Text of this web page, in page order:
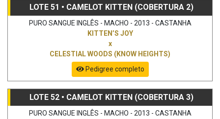
LOTE 51 • CAMELOT KITTEN (COBERTURA 2)
PURO SANGUE INGLÊS - MACHO - 2013 - CASTANHA
KITTEN’S JOY
x
CELESTIAL WOODS (KNOW HEIGHTS)
Pedigree completo
LOTE 52 • CAMELOT KITTEN (COBERTURA 3)
PURO SANGUE INGLÊS - MACHO - 2013 - CASTANHA